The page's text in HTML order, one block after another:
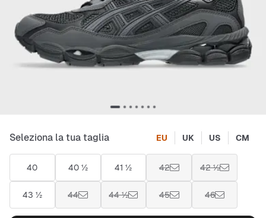
Seleziona la tua taglia EU UK US CM
40 40 ½ 41 ½ 42 42 ½
43 ½ 44 44 ½ 45 46